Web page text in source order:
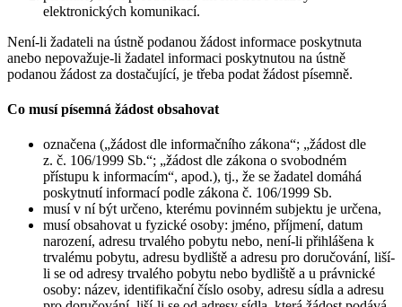
elektronických komunikací.
Není-li žadateli na ústně podanou žádost informace poskytnuta
anebo nepovažuje-li žadatel informaci poskytnutou na ústně
podanou žádost za dostačující, je třeba podat žádost písemně.
Co musí písemná žádost obsahovat
označena („žádost dle informačního zákona“; „žádost dle
z. č. 106/1999 Sb.“; „žádost dle zákona o svobodném
přístupu k informacím“, apod.), tj., že se žadatel domáhá
poskytnutí informací podle zákona č. 106/1999 Sb.
musí v ní být určeno, kterému povinném subjektu je určena,
musí obsahovat u fyzické osoby: jméno, příjmení, datum
narození, adresu trvalého pobytu nebo, není-li přihlášena k
trvalému pobytu, adresu bydliště a adresu pro doručování, liší-
li se od adresy trvalého pobytu nebo bydliště a u právnické
osoby: název, identifikační číslo osoby, adresu sídla a adresu